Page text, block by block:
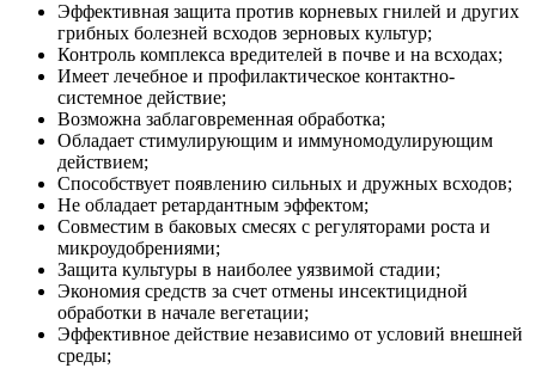
Эффективная защита против корневых гнилей и других
грибных болезней всходов зерновых культур;
Контроль комплекса вредителей в почве и на всходах;
Имеет лечебное и профилактическое контактно-
системное действие;
Возможна заблаговременная обработка;
Обладает стимулирующим и иммуномодулирующим
действием;
Способствует появлению сильных и дружных всходов;
Не обладает ретардантным эффектом;
Совместим в баковых смесях с регуляторами роста и
микроудобрениями;
Защита культуры в наиболее уязвимой стадии;
Экономия средств за счет отмены инсектицидной
обработки в начале вегетации;
Эффективное действие независимо от условий внешней
среды;